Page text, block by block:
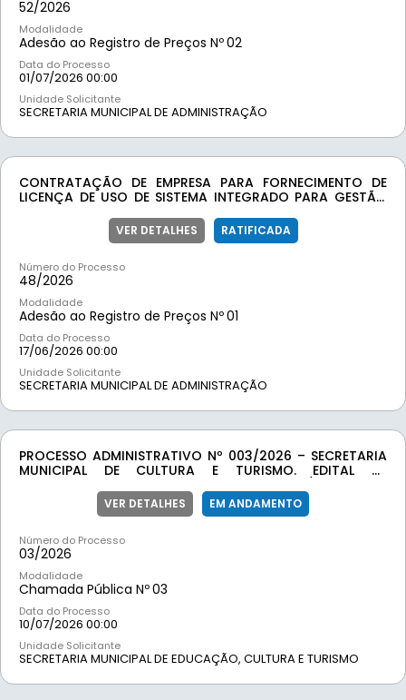
52/2026
Modalidade
Adesão ao Registro de Preços Nº02
Data do Processo
01/07/2026 00:00
Unidade Solicitante
SECRETARIA MUNICIPAL DE ADMINISTRAÇÃO
CONTRATAÇÃO DE EMPRESA PARA FORNECIMENTO DE
LICENÇA DE USO DE SISTEMA INTEGRADO PARA GESTÃO
SERVIÇOS DE CONVERSÃO DE DADOS, IMPLANTAÇÃO,
TREINAMENTO E MANUTENÇÃO
VER DETALHES RATIFICADA
Número do Processo
48/2026
Modalidade
Adesão ao Registro de Preços Nº01
Data do Processo
17/06/2026 00:00
Unidade Solicitante
SECRETARIA MUNICIPAL DE ADMINISTRAÇÃO
PROCESSO ADMINISTRATIVO Nº 003/2026 – SECRETARIA
MUNICIPAL DE CULTURA E TURISMO. EDITAL DE
CREDENCIAMENTO DE PESSOAS FÍSICAS E JURÍDICAS PARA
CESSÃO DE USO E EXPLORAÇÃO COMERCIAL DE
ENCONTRO DE BANDAS, 5º ENCONTRO DE CARROS
ANTIGOS E 3º ENCONTRO DE MOTOCLUBES”, PROMOVIDO
PELO MUNICÍPIO DE MOEDA/MG, NOS DIAS 18 E 19 DE
JULHO DE 2026.
VER DETALHES EM ANDAMENTO
Número do Processo
03/2026
Modalidade
Chamada Pública Nº03
Data do Processo
10/07/2026 00:00
Unidade Solicitante
SECRETARIA MUNICIPAL DE EDUCAÇÃO, CULTURA E TURISMO